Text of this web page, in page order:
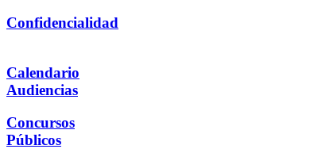
Confidencialidad
Calendario
Audiencias
Concursos
Públicos